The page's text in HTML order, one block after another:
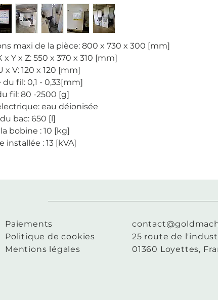
maxi de la pièce: 800 x 730 x 300 [mm]
x Y x Z: 550 x 370 x 310 [mm]
x V: 120 x 120 [mm]
fil: 0,1 - 0,33[mm]
fil: 80 -2500 [g]
eau déionisée
bac: 650 [l]
bobine : 10 [kg]
installée : 13 [kVA]
Paiements
Politique de cookies
Mentions légales
25 route de
01360 Loyettes,